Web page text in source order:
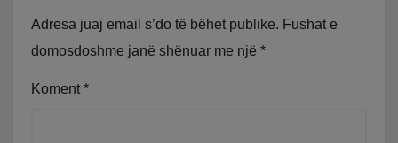
Adresa juaj email s’do të bëhet publike. Fushat e
domosdoshme janë shënuar me një *
Koment *